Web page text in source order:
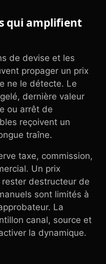
qui amplifient
de devise et les
propager un prix
ne le détecte. Le
dernière valeur
ou arrêt de
reçoivent un
traîne.
taxe, commission,
Un prix
destructeur de
sont limités à
La
canal, source et
la dynamique.